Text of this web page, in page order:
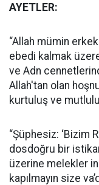
AYETLER:
“Allah mümin
ebedi kalmak
ve Adn
Allah'tan olan
kurtuluş ve
“Şüphesiz: ‘Bizim
dosdoğru bir
üzerine melekler
kapılmayın size